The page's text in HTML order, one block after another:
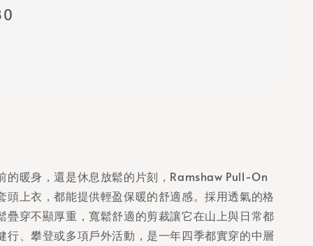
的暖身，還是休息放鬆的片刻，Ramshaw Pull-On
頭上衣，都能提供輕盈保暖的舒適感。採用透氣的格
疊穿不顯厚重，寬鬆舒適的剪裁讓它在山上與日常都
行、攀登或多項戶外活動，是一年四季都實穿的中層